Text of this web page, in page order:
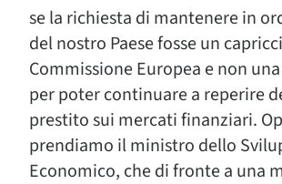
se la richiesta di mantenere in
del nostro Paese fosse un
Commissione Europea e non
per poter continuare a reperire
prestito sui mercati finanziari.
prendiamo il ministro dello
Economico, che di fronte a una